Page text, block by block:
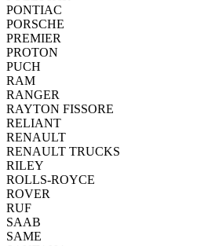
PONTIAC
PORSCHE
PREMIER
PROTON
PUCH
RAM
RANGER
RAYTON FISSORE
RELIANT
RENAULT
RENAULT TRUCKS
RILEY
ROLLS-ROYCE
ROVER
RUF
SAAB
SAME